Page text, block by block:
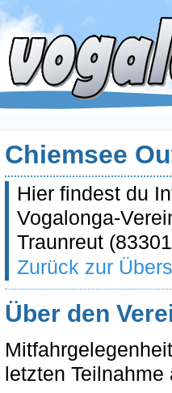
Chiemsee
Hier findest du
Vogalonga-
Traunreut
Zurück zur
Über den
letzten